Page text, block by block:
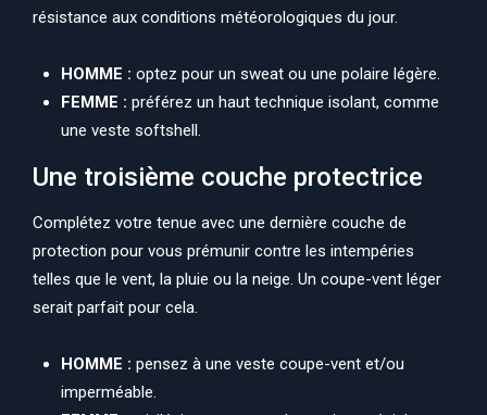
résistance aux conditions météorologiques du jour.
HOMME : optez pour un sweat ou une polaire légère.
FEMME : préférez un haut technique isolant, comme
une veste softshell.
Une troisième couche protectrice
Complétez votre tenue avec une dernière couche de
protection pour vous prémunir contre les intempéries
telles que le vent, la pluie ou la neige. Un coupe-vent léger
serait parfait pour cela.
HOMME : pensez à une veste coupe-vent et/ou
imperméable.